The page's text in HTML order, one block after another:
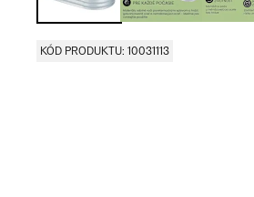
KÓD PRODUKTU: 10031113